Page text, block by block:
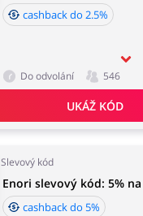
cashback do 2.5%
Do odvolání 546
UKÁŽ KÓD
Slevový kód
Enori slevový kód: 5%
cashback do 5%